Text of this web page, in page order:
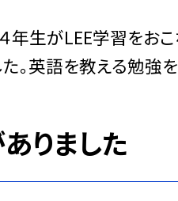
４年生がLEE学習を
。英語を教える勉強を
りました